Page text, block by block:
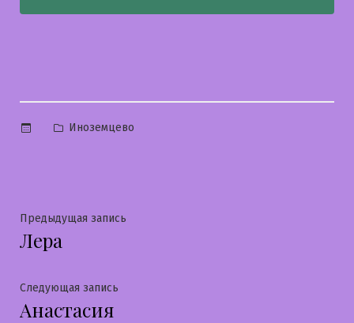
Опубликовано
Иноземцево
Навигация
по
записям
Предыдущая запись
Лера
Следующая запись
Анастасия